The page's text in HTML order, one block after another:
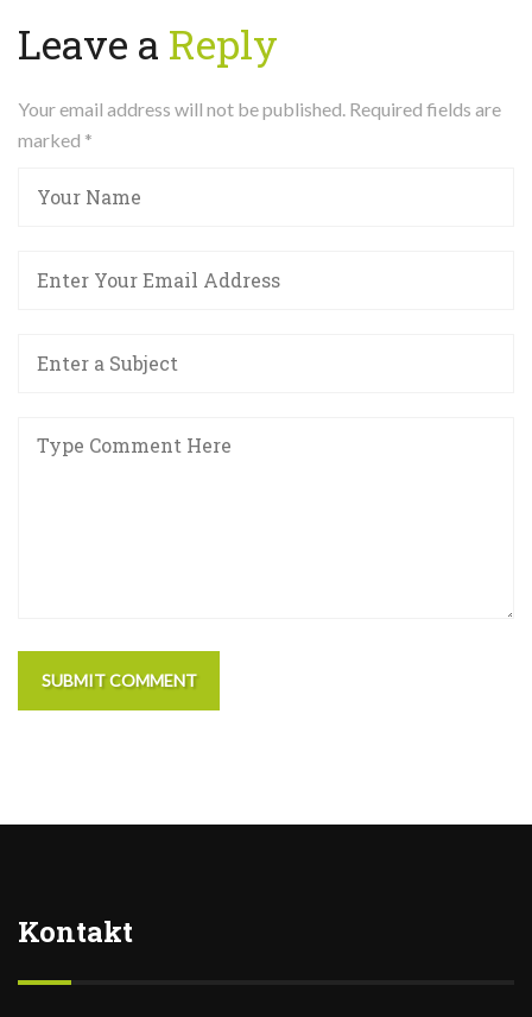
Leave a Reply
Your email address will not be published. Required fields are
marked *
SUBMIT COMMENT
Kontakt